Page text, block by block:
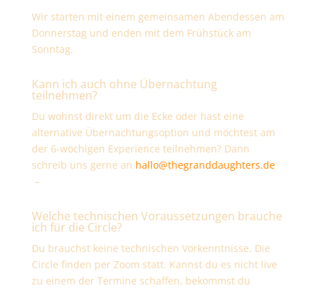
Wir starten mit einem gemeinsamen Abendessen am
Donnerstag und enden mit dem Frühstück am
Sonntag.
Kann ich auch ohne Übernachtung
teilnehmen?
Du wohnst direkt um die Ecke oder hast eine
alternative Übernachtungsoption und möchtest am
der 6-wöchigen Experience teilnehmen? Dann
schreib uns gerne an hallo@thegranddaughters.de
–
Welche technischen Voraussetzungen brauche
ich für die Circle?
Du brauchst keine technischen Vorkenntnisse. Die
Circle finden per Zoom statt. Kannst du es nicht live
zu einem der Termine schaffen, bekommst du